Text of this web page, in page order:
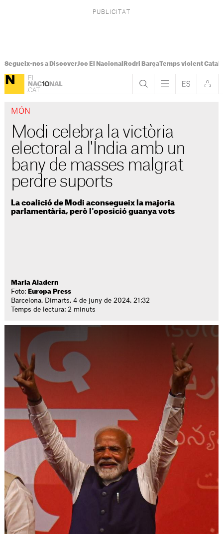
Segueix-nos a DiscoverJoc El Nacional Rodri BarçaTemps violent
MÓN
Modi celebra la victòria
electoral a l'Índia amb un
bany de masses malgrat
perdre suports
La coalició de Modi aconsegueix la majoria
parlamentària, però l'oposició guanya vots
Maria Aladern
Foto: Europa Press
Barcelona. Dimarts, 4 de juny de 2024. 21:32
Temps de lectura: 2 minuts